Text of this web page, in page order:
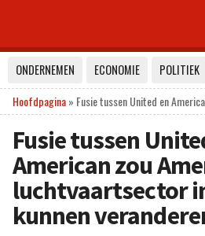
ONDERNEMEN ECONOMIE POLITIEK
Hoofdpagina» Fusie tussen United en
Fusie tussen
American zou
luchtvaartsector
kunnen